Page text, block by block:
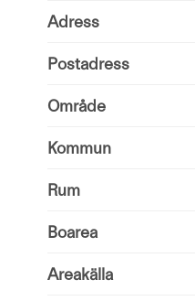
Adress
Postadress
Område
Kommun
Rum
Boarea
Areakälla